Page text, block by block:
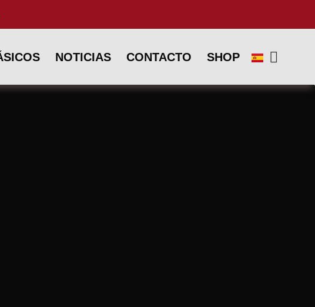
NOTICIAS CONTACTO SHOP